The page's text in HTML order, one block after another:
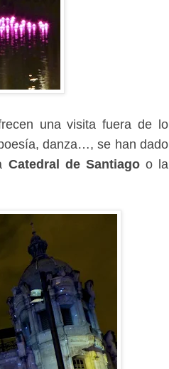
una visita fuera de lo
danza…, se han dado
Catedral de Santiagoo la